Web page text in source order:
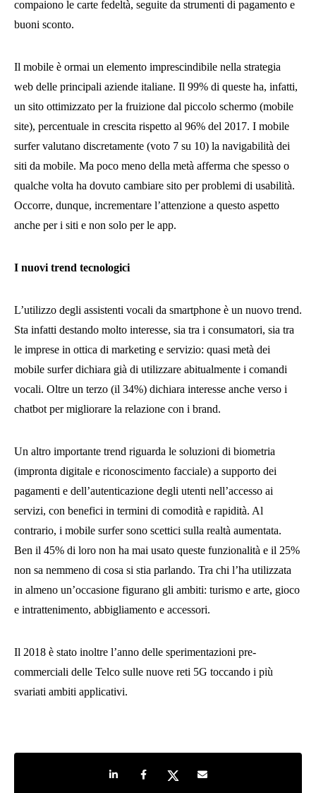
compaiono le carte fedeltà, seguite da strumenti di pagamento e
buoni sconto.
Il mobile è ormai un elemento imprescindibile nella strategia
web delle principali aziende italiane. Il 99% di queste ha, infatti,
un sito ottimizzato per la fruizione dal piccolo schermo (mobile
site), percentuale in crescita rispetto al 96% del 2017. I mobile
surfer valutano discretamente (voto 7 su 10) la navigabilità dei
siti da mobile. Ma poco meno della metà afferma che spesso o
qualche volta ha dovuto cambiare sito per problemi di usabilità.
Occorre, dunque, incrementare l’attenzione a questo aspetto
anche per i siti e non solo per le app.
I nuovi trend tecnologici
L’utilizzo degli assistenti vocali da smartphone è un nuovo trend.
Sta infatti destando molto interesse, sia tra i consumatori, sia tra
le imprese in ottica di marketing e servizio: quasi metà dei
mobile surfer dichiara già di utilizzare abitualmente i comandi
vocali. Oltre un terzo (il 34%) dichiara interesse anche verso i
chatbot per migliorare la relazione con i brand.
Un altro importante trend riguarda le soluzioni di biometria
(impronta digitale e riconoscimento facciale) a supporto dei
pagamenti e dell’autenticazione degli utenti nell’accesso ai
servizi, con benefici in termini di comodità e rapidità. Al
contrario, i mobile surfer sono scettici sulla realtà aumentata.
Ben il 45% di loro non ha mai usato queste funzionalità e il 25%
non sa nemmeno di cosa si stia parlando. Tra chi l’ha utilizzata
in almeno un’occasione figurano gli ambiti: turismo e arte, gioco
e intrattenimento, abbigliamento e accessori.
Il 2018 è stato inoltre l’anno delle sperimentazioni pre-
commerciali delle Telco sulle nuove reti 5G toccando i più
svariati ambiti applicativi.
Share on LinkedIn
Share on Facebook
Share on TwitterShare by e-mail